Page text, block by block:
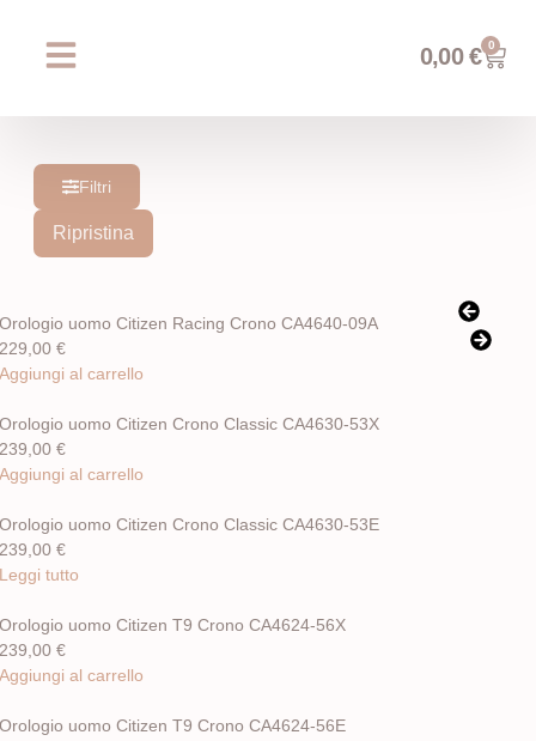
0,00€ 0
Filtri
Ripristina
Orologio uomo Citizen Racing Crono CA4640-09A
229,00 €
Aggiungi al carrello
Orologio uomo Citizen Crono Classic CA4630-53X
239,00 €
Aggiungi al carrello
Orologio uomo Citizen Crono Classic CA4630-53E
239,00 €
Leggi tutto
Orologio uomo Citizen T9 Crono CA4624-56X
239,00 €
Aggiungi al carrello
Orologio uomo Citizen T9 Crono CA4624-56E